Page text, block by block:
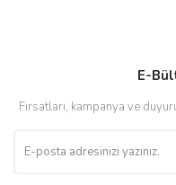
E-
Fırsatları, kampanya ve